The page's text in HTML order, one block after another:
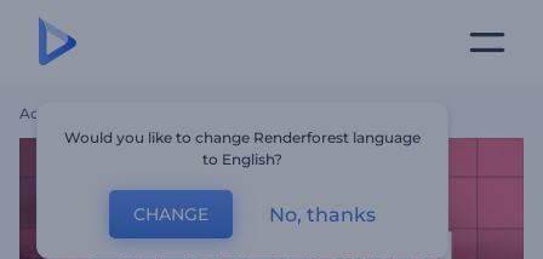
Accueil
Would you like to change Renderforest language
to English?
CHANGE No, thanks